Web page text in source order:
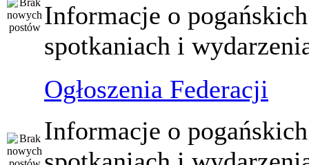
Informacje o pogańskich
spotkaniach i
Ogłoszenia Federacji
Informacje o pogańskich